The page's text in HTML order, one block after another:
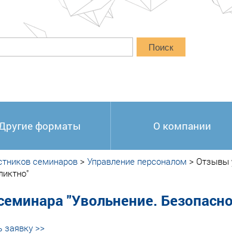
Поиск
форматы О компании
семинаров > Управление персоналом > Отзывы
"Увольнение.
>>